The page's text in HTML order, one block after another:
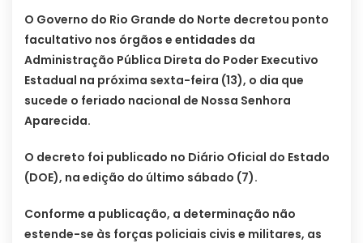
O Governo do Rio Grande do Norte decretou ponto
facultativo nos órgãos e entidades da
Administração Pública Direta do Poder Executivo
Estadual na próxima sexta-feira (13), o dia que
sucede o feriado nacional de Nossa Senhora
Aparecida.
O decreto foi publicado no Diário Oficial do Estado
(DOE), na edição do último sábado (7).
Conforme a publicação, a determinação não
estende-se às forças policiais civis e militares, as